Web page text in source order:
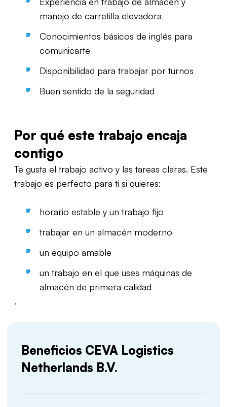
manejo de carretilla elevadora
Conocimientos básicos de inglés para
comunicarte
Disponibilidad para trabajar por turnos
Buen sentido de la seguridad
Por qué este trabajo encaja
contigo
Te gusta el trabajo activo y las tareas claras. Este
trabajo es perfecto para ti si quieres:
horario estable y un trabajo fijo
trabajar en un almacén moderno
un equipo amable
un trabajo en el que uses máquinas de
almacén de primera calidad
.
Beneficios CEVA Logistics
Netherlands B.V.